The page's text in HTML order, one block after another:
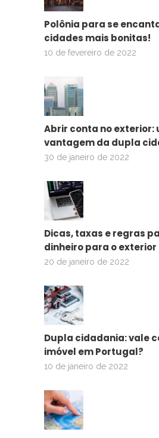
Polônia para se
cidades mais bonitas!
10 de fevereiro de 2022
Abrir conta no exterior:
vantagem da dupla
30 de janeiro de 2022
Dicas, taxas e regras
dinheiro para o exterior
20 de janeiro de 2022
Dupla cidadania: vale
imóvel em Portugal?
10 de janeiro de 2022